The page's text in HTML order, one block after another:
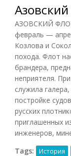
АЗОВСКИЙ ФЛОТ
февраль —
Козлова и
похода. Флот
брандера,
неприятеля.
служила
постройке
русских
приглашенных
инженеров,
Tags:
История